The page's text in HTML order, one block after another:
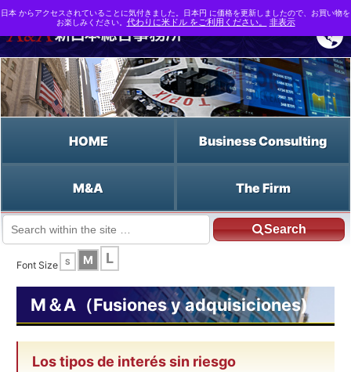
HOME Business Consulting
M&A The Firm
Search
Español HOME
Font Size
S M L
M＆A（Fusiones y adquisiciones)
Los tipos de interés sin riesgo
日本 からアクセスされていることに気付きました。日本円 に価格を更新しましたので、お買い物を
お楽しみください。 代わりに米ドル をご利用ください。 非表示